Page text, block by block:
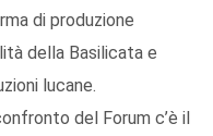
di produzione
della Basilicata e
lucane.
del Forum c’è il